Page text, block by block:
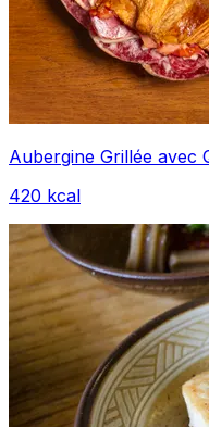
Aubergine Grillée avec
420 kcal